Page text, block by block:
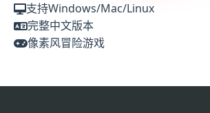
支持Windows/Mac/Linux
完整中文版本
像素风冒险游戏